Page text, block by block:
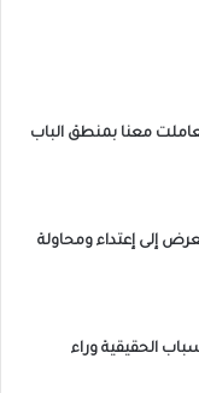
معنا بمنطق الباب
إلى إعتداء ومحاولة
الحقيقية وراء